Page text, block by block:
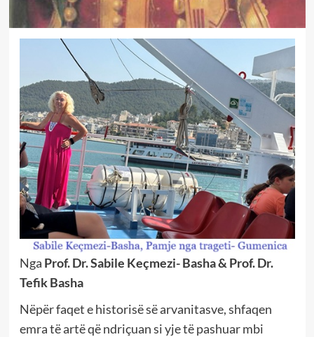
Nga Prof. Dr. Sabile Keçmezi- Basha & Prof. Dr.
Tefik Basha
Nëpër faqet e historisë së arvanitasve, shfaqen
emra të artë që ndriçuan si yje të pashuar mbi